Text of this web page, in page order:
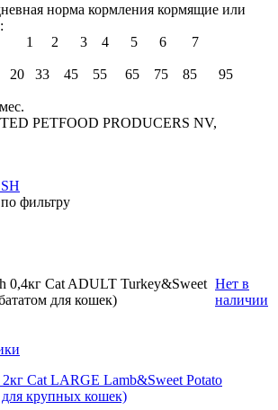
норма кормления кормящие или
(кг.) 1 2 3 4 5 6 7
20 33 45 55 65 75 85 95
PETFOOD PRODUCERS NV,
фильтру
0,4кг Cat ADULT Turkey&Sweet
для кошек)
Нет в
наличии
Cat LARGE Lamb&Sweet Potato
для крупных кошек)